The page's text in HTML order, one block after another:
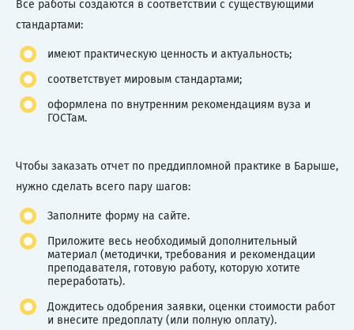
Все работы создаются в соответствии с существующими
стандартами:
имеют практическую ценность и актуальность;
соответствует мировым стандартами;
оформлена по внутренним рекомендациям вуза и
ГОСТам.
Чтобы заказать отчет по преддипломной практике в Барыше,
нужно сделать всего пару шагов:
Заполните форму на сайте.
Приложите весь необходимый дополнительный
материал (методички, требования и рекомендации
преподавателя, готовую работу, которую хотите
переработать).
Дождитесь одобрения заявки, оценки стоимости работ
и внесите предоплату (или полную оплату).